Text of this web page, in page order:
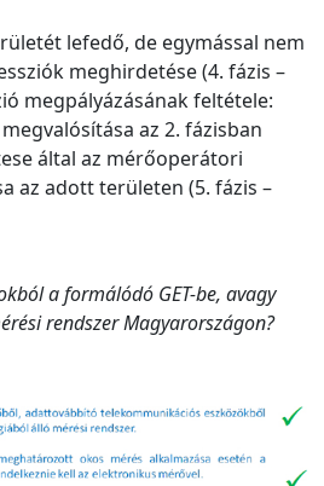
lefedő, de egymással nem
meghirdetése (4. fázis –
megpályázásának feltétele:
az 2. fázisban
által az mérőoperátori
az adott területen (5. fázis –
a formálódó GET-be, avagy
rendszer Magyarországon?